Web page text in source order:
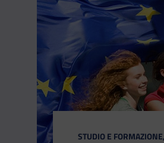
CATEGORIA:
STUDIO E